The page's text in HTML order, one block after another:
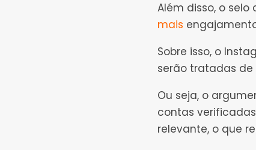
Além disso, o
mais
Sobre isso, o
serão tratadas
Ou seja, o
contas
relevante, o que